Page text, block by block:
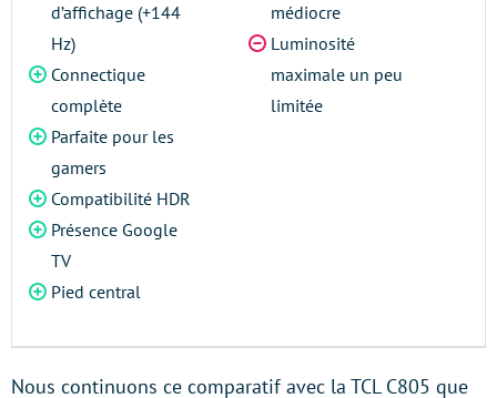
d’affichage (+144
Hz)
Connectique
complète
Parfaite pour les
gamers
Compatibilité HDR
Présence Google
TV
Pied central
médiocre
Luminosité
maximale un peu
limitée
Nous continuons ce comparatif avec la TCL C805 que